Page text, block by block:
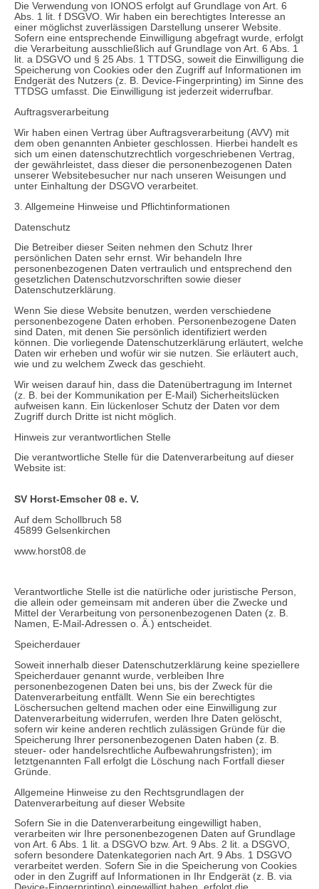
Die Verwendung von IONOS erfolgt auf Grundlage von Art. 6
Abs. 1 lit. f DSGVO. Wir haben ein berechtigtes Interesse an
einer möglichst zuverlässigen Darstellung unserer Website.
Sofern eine entsprechende Einwilligung abgefragt wurde, erfolgt
die Verarbeitung ausschließlich auf Grundlage von Art. 6 Abs. 1
lit. a DSGVO und § 25 Abs. 1 TTDSG, soweit die Einwilligung die
Speicherung von Cookies oder den Zugriff auf Informationen im
Endgerät des Nutzers (z. B. Device-Fingerprinting) im Sinne des
TTDSG umfasst. Die Einwilligung ist jederzeit widerrufbar.
Auftragsverarbeitung
Wir haben einen Vertrag über Auftragsverarbeitung (AVV) mit
dem oben genannten Anbieter geschlossen. Hierbei handelt es
sich um einen datenschutzrechtlich vorgeschriebenen Vertrag,
der gewährleistet, dass dieser die personenbezogenen Daten
unserer Websitebesucher nur nach unseren Weisungen und
unter Einhaltung der DSGVO verarbeitet.
3. Allgemeine Hinweise und Pflicht­informationen
Datenschutz
Die Betreiber dieser Seiten nehmen den Schutz Ihrer
persönlichen Daten sehr ernst. Wir behandeln Ihre
personenbezogenen Daten vertraulich und entsprechend den
gesetzlichen Datenschutzvorschriften sowie dieser
Datenschutzerklärung.
Wenn Sie diese Website benutzen, werden verschiedene
personenbezogene Daten erhoben. Personenbezogene Daten
sind Daten, mit denen Sie persönlich identifiziert werden
können. Die vorliegende Datenschutzerklärung erläutert, welche
Daten wir erheben und wofür wir sie nutzen. Sie erläutert auch,
wie und zu welchem Zweck das geschieht.
Wir weisen darauf hin, dass die Datenübertragung im Internet
(z. B. bei der Kommunikation per E-Mail) Sicherheitslücken
aufweisen kann. Ein lückenloser Schutz der Daten vor dem
Zugriff durch Dritte ist nicht möglich.
Hinweis zur verantwortlichen Stelle
Die verantwortliche Stelle für die Datenverarbeitung auf dieser
Website ist:
SV Horst-Emscher 08 e. V.
Auf dem Schollbruch 58
45899 Gelsenkirchen
www.horst08.de
Verantwortliche Stelle ist die natürliche oder juristische Person,
die allein oder gemeinsam mit anderen über die Zwecke und
Mittel der Verarbeitung von personenbezogenen Daten (z. B.
Namen, E-Mail-Adressen o. Ä.) entscheidet.
Speicherdauer
Soweit innerhalb dieser Datenschutzerklärung keine speziellere
Speicherdauer genannt wurde, verbleiben Ihre
personenbezogenen Daten bei uns, bis der Zweck für die
Datenverarbeitung entfällt. Wenn Sie ein berechtigtes
Löschersuchen geltend machen oder eine Einwilligung zur
Datenverarbeitung widerrufen, werden Ihre Daten gelöscht,
sofern wir keine anderen rechtlich zulässigen Gründe für die
Speicherung Ihrer personenbezogenen Daten haben (z. B.
steuer- oder handelsrechtliche Aufbewahrungsfristen); im
letztgenannten Fall erfolgt die Löschung nach Fortfall dieser
Gründe.
Allgemeine Hinweise zu den Rechtsgrundlagen der
Datenverarbeitung auf dieser Website
Sofern Sie in die Datenverarbeitung eingewilligt haben,
verarbeiten wir Ihre personenbezogenen Daten auf Grundlage
von Art. 6 Abs. 1 lit. a DSGVO bzw. Art. 9 Abs. 2 lit. a DSGVO,
sofern besondere Datenkategorien nach Art. 9 Abs. 1 DSGVO
verarbeitet werden. Sofern Sie in die Speicherung von Cookies
oder in den Zugriff auf Informationen in Ihr Endgerät (z. B. via